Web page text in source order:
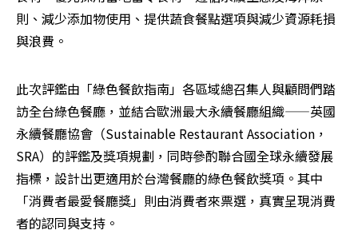
則、減少添加物使用、提供蔬食餐點選項與減少資源耗損
與浪費。
此次評鑑由「綠色餐飲指南」各區域總召集人與顧問們踏
訪全台綠色餐廳，並結合歐洲最大永續餐廳組織——英國
永續餐廳協會（Sustainable Restaurant Association，
SRA）的評鑑及獎項規劃，同時參酌聯合國全球永續發展
指標，設計出更適用於台灣餐廳的綠色餐飲獎項。其中
「消費者最愛餐廳獎」則由消費者來票選，真實呈現消費
者的認同與支持。